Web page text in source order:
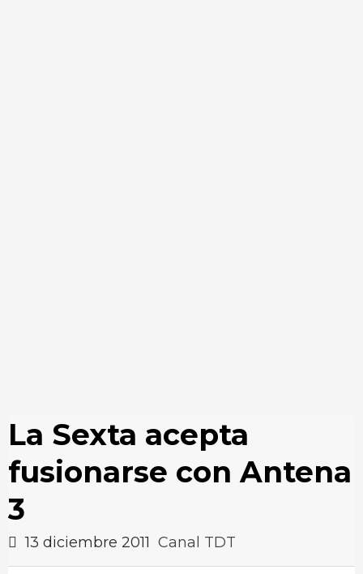
La Sexta acepta
fusionarse con Antena
3
13 diciembre 2011 Canal TDT